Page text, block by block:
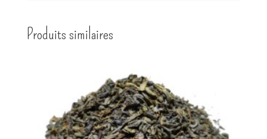
Produits similaires